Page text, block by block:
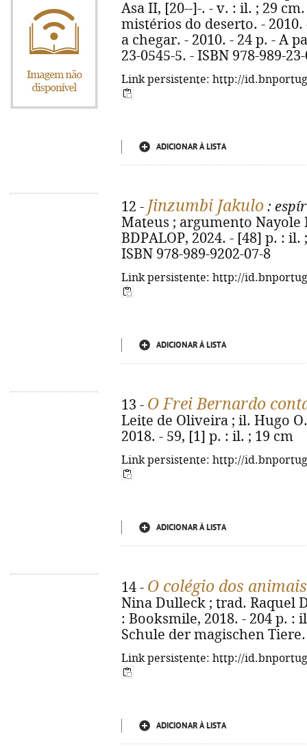
Asa II, [20--]-. - v. : il. ; 29
mistérios do deserto. - 2010.
a chegar. - 2010. - 24 p. - A
23-0545-5. - ISBN 978-989-
Link persistente: http://
ADICIONAR À LISTA
12 - Jinzumbi Jakulo :
Mateus ; argumento Nayole
BDPALOP, 2024. - [48] p. :
ISBN 978-989-9202-07-8
Link persistente: http://
ADICIONAR À LISTA
13 - O Frei Bernardo
Leite de Oliveira ; il. Hugo
2018. - 59, [1] p. : il. ; 19 cm
Link persistente: http://
ADICIONAR À LISTA
14 - O colégio dos
Nina Dulleck ; trad. Raquel
: Booksmile, 2018. - 204 p. :
Schule der magischen Tiere.
Link persistente: http://
ADICIONAR À LISTA